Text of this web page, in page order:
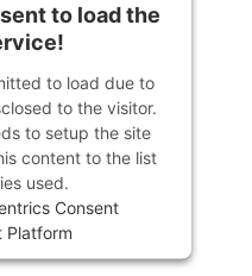
to load the
to load due to
to the visitor.
to setup the site
content to the list
used.
Consent
Platform